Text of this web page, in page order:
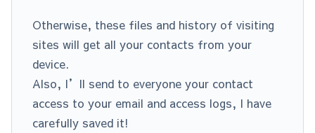
Otherwise, these files and history of visiting
sites will get all your contacts from your
device.
Also, I’ll send to everyone your contact
access to your email and access logs, I have
carefully saved it!